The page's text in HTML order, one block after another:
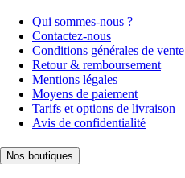
Qui sommes-nous ?
Contactez-nous
Conditions générales de vente
Retour & remboursement
Mentions légales
Moyens de paiement
Tarifs et options de livraison
Avis de confidentialité
Nos boutiques